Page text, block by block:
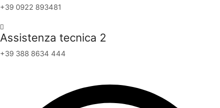
+39 0922 893481
Assistenza tecnica 2
+39 388 8634 444